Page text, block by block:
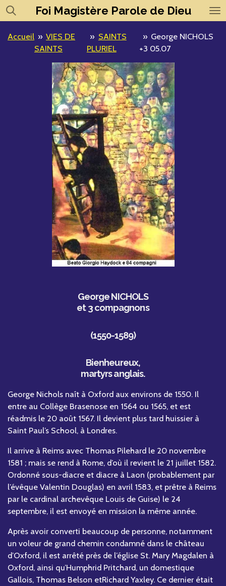
Passer
au
contenu
principal
Foi Magistère Parole de Dieu
Accueil » VIES DE
SAINTS
» SAINTS
PLURIEL
» George NICHOLS
+3 05.07
George NICHOLS
et 3 compagnons
(1550-1589)
Bienheureux,
martyrs anglais.
George Nichols naît à Oxford aux environs de 1550. Il
entre au Collège Brasenose en 1564 ou 1565, et est
réadmis le 20 août 1567. Il devient plus tard huissier à
Saint Paul’s School, à Londres.
Il arrive à Reims avec Thomas Pilehard le 20 novembre
1581 ; mais se rend à Rome, d’où il revient le 21 juillet 1582.
Ordonné sous-diacre et diacre à Laon (probablement par
l’évêque Valentin Douglas) en avril 1583, et prêtre à Reims
par le cardinal archevêque Louis de Guise) le 24
septembre, il est envoyé en mission la même année.
Après avoir converti beaucoup de personne, notamment
un voleur de grand chemin condamné dans le château
d’Oxford, il est arrêté près de l’église St. Mary Magdalen à
Oxford, ainsi qu’Humphrid Pritchard, un domestique
Gallois, Thomas Belson etRichard Yaxley. Ce dernier était